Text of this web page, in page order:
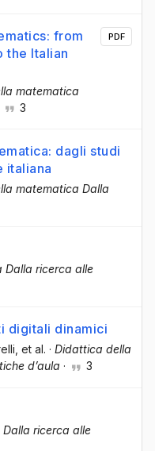
from
the Italian
matematica
3
PDF
dagli studi
italiana
matematica Dalla
ricerca alle
digitali dinamici
, et al. · Didattica della
d’aula · 3
ricerca alle